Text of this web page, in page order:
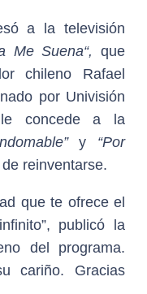
a la televisión
Me Suena“, que
chileno Rafael
por Univisión
concede a la
y “Por
reinventarse.
que te ofrece el
publicó la
del programa.
cariño. Gracias